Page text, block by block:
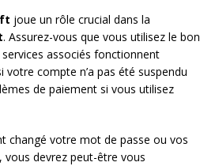
joue un rôle crucial dans la
. Assurez-vous que vous utilisez le bon
associés fonctionnent
votre compte n’a pas été suspendu
de paiement si vous utilisez
changé votre mot de passe ou vos
devrez peut-être vous